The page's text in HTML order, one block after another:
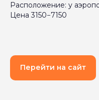
Расположение: у
Цена 3150−7150
Перейти на сайт